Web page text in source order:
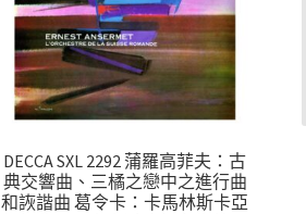
DECCA SXL 2292 蒲羅高菲夫：古
典交響曲、三橘之戀中之進行曲
和詼諧曲 葛令卡：卡馬林斯卡亞